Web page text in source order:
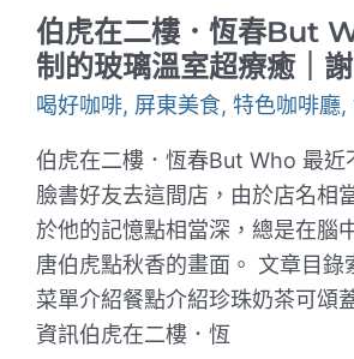
杯
特
調
搭
上
美
味
司
康
超
chill
的
下
午
時
光
伯虎在二樓．恆春But
制的玻璃溫室超療癒｜
喝好咖啡, 屏東美食, 特色咖啡廳,
伯虎在二樓．恆春But Who 最近
臉書好友去這間店，由於店名相
於他的記憶點相當深，總是在腦
唐伯虎點秋香的畫面。 文章目錄
菜單介紹餐點介紹珍珠奶茶可頌
資訊伯虎在二樓．恆